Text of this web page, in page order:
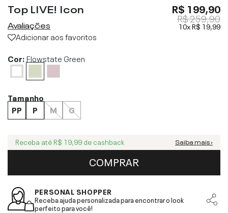
Top LIVE! Icon
Avaliações
Adicionar aos favoritos
R$ 199,90
R$ 259,90
10xR$ 19,99
Cor:Flowstate Green
Tamanho
PP
P M G
Receba até R$ 19,99 de cashback Saiba mais ›
COMPRAR
PERSONAL SHOPPER
Receba ajuda personalizada para encontrar o look
perfeito para você!